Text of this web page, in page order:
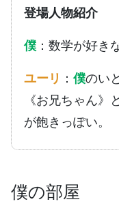
登場人物紹介
僕 ：数学が好き
ユーリ ： 僕のい
《お兄ちゃん
が飽きっぽい。
僕の部屋